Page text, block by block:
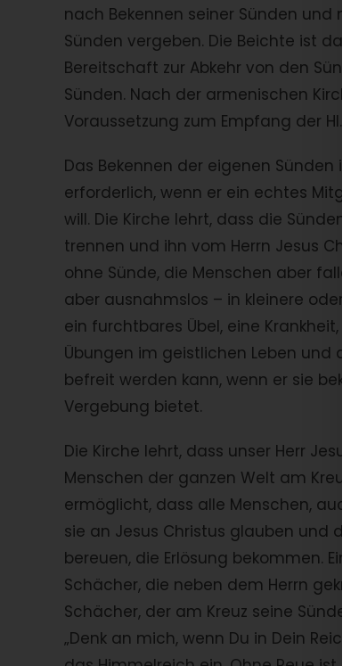
nach Bekennen seiner Sünden und
Sünden vergeben. Die Beichte ist das
Bereitschaft zur Abkehr von den
Sünden. Nach der armenischen
Voraussetzung zum Empfang der Hl.
Das Bekennen der eigenen Sünden ist
erforderlich, wenn er ein echtes
will. Die Kirche lehrt, dass die Sünden
trennen und ihn vom Herrn Jesus
ohne Sünde, die Menschen aber
aber ausnahmslos – in kleinere oder
ein furchtbares Übel, eine Krankheit,
Übungen im geistlichen Leben und
befreit werden kann, wenn er sie
Vergebung bietet.
Die Kirche lehrt, dass unser Herr Jesus
Menschen der ganzen Welt am Kreuz
ermöglicht, dass alle Menschen, auch
sie an Jesus Christus glauben und die
bereuen, die Erlösung bekommen. Ein
Schächer, die neben dem Herrn
Schächer, der am Kreuz seine
„Denk an mich, wenn Du in Dein Reich